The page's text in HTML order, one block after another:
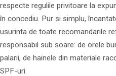
respecte regulile privitoare la
în concediu. Pur si simplu,
usurinta de toate recomandarile
responsabil sub soare: de orele
palarii, de hainele din materiale
SPF-uri.